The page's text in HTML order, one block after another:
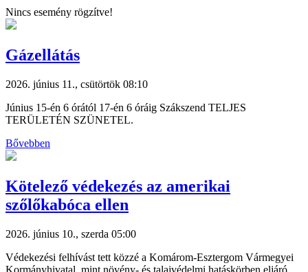
Nincs esemény rögzítve!
Gázellátás
2026. június 11., csütörtök 08:10
Június 15-én 6 órától 17-én 6 óráig Szákszend TELJES
TERÜLETÉN SZÜNETEL.
Bővebben
Kötelező védekezés az amerikai
szőlőkabóca ellen
2026. június 10., szerda 05:00
Védekezési felhívást tett közzé a Komárom-Esztergom Vármegyei
Kormányhivatal, mint növény- és talajvédelmi hatáskörben eljáró